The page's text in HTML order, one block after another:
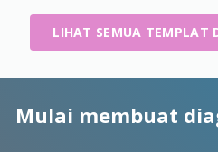
LIHAT SEMUA TEMPLAT
Mulai membuat